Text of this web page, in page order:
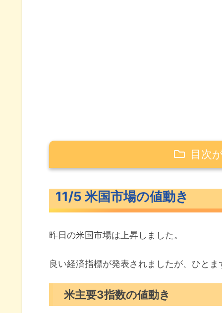
目次
米主要3指数の値動き
S&P500ヒートマップ
セクター別パフォーマンス
S&P500チャート分析
米国市場のトピックス
11/5 米国市場の値動き
昨日の米国市場は上昇しました。
良い経済指標が発表されましたが、ひと
米主要3指数の値動き